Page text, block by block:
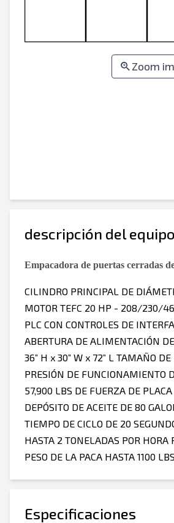
Zoom
descripción del equipo
Empacadora de puertas cerradas
CILINDRO PRINCIPAL DE
MOTOR TEFC 20 HP - 208/230/
PLC CON CONTROLES DE
ABERTURA DE ALIMENTACIÓN
36” H x 30” W x 72” L TAMAÑO DE
PRESIÓN DE FUNCIONAMIENTO
57,900 LBS DE FUERZA DE PLACA
DEPÓSITO DE ACEITE DE 80
TIEMPO DE CICLO DE 20
HASTA 2 TONELADAS POR HORA
PESO DE LA PACA HASTA 1100 LBS
Especificaciones